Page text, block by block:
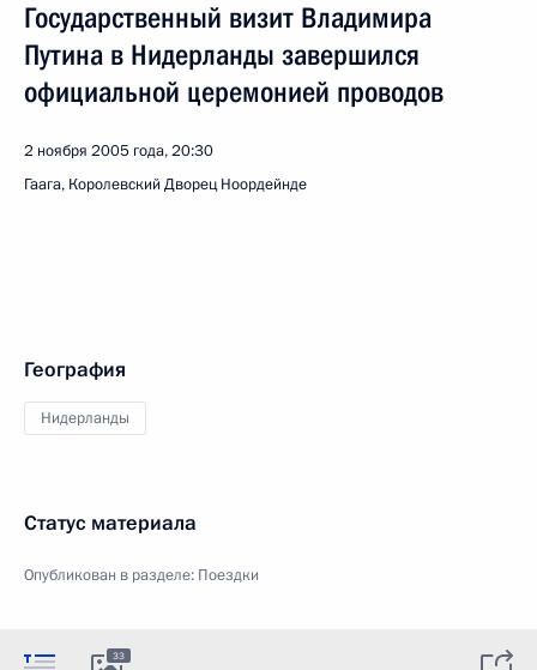
Государственный визит Владимира
Путина в Нидерланды завершился
официальной церемонией проводов
2 ноября 2005 года, 20:30
Гаага, Королевский Дворец Ноордейнде
География
Нидерланды
Статус материала
Опубликован в разделе: Поездки
33